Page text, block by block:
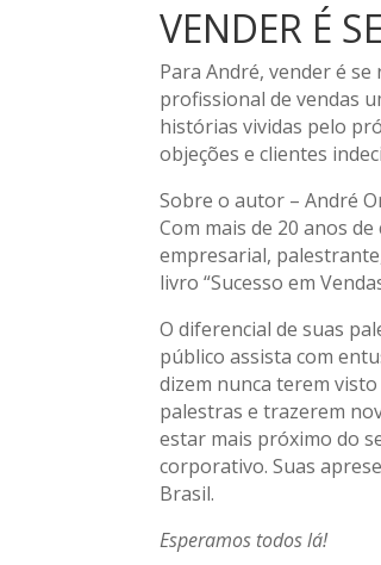
VENDER É
Para André, vender é
profissional de vendas
histórias vividas pelo
objeções e clientes
Sobre o autor – André
Com mais de 20 anos
empresarial,
livro “Sucesso em
O diferencial de suas
público assista com
dizem nunca terem
palestras e trazerem
estar mais próximo do
corporativo. Suas
Brasil.
Esperamos todos lá!